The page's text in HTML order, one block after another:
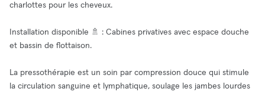
charlottes pour les cheveux.
Installation disponible 🚿 : Cabines privatives avec espace douche
et bassin de flottaison.
La pressothérapie est un soin par compression douce qui stimule
la circulation sanguine et lymphatique, soulage les jambes lourdes